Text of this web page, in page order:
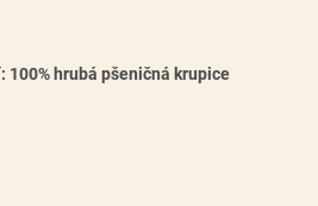
100% hrubá pšeničná krupice